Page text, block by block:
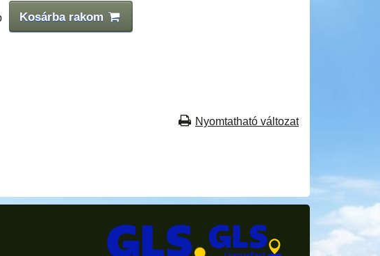
Kosárba rakom
Nyomtatható változat